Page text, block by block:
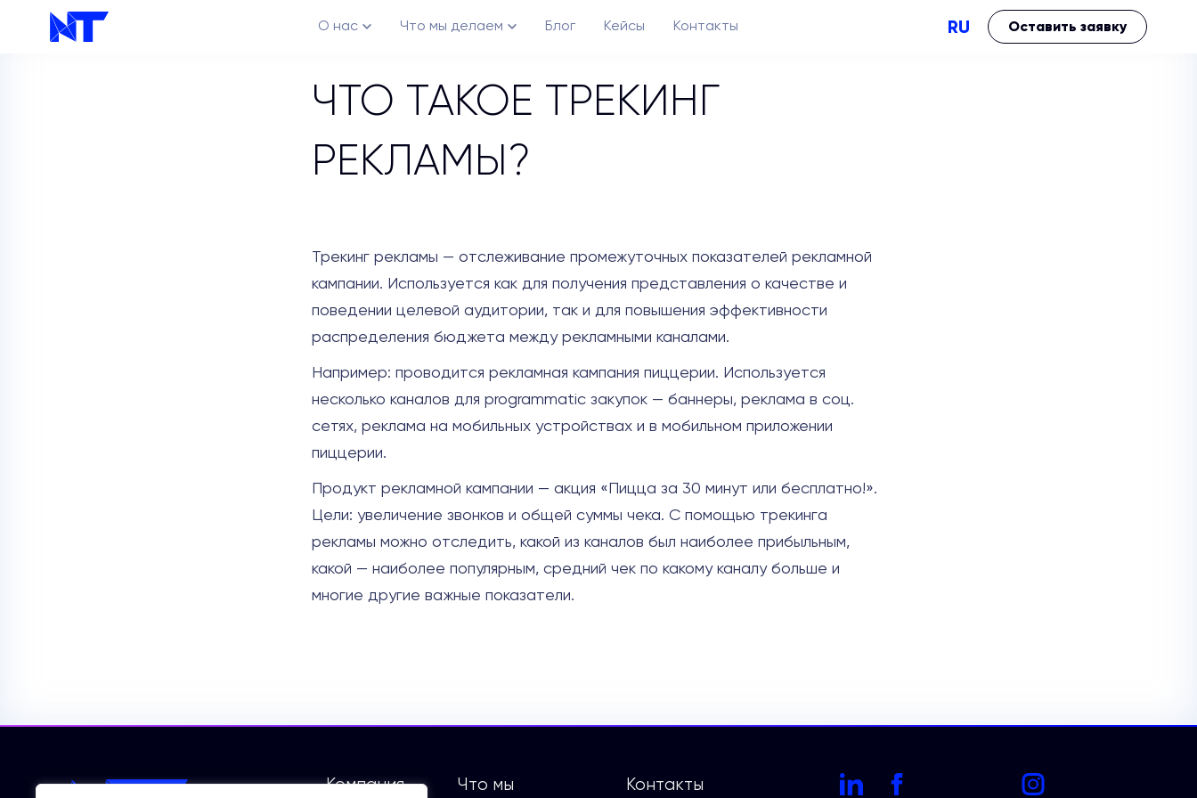
О нас Что мы делаем
Возможности Creative Ecosystem Performance
Блог Кейсы Контакты RU Оставить заявку
ЧТО ТАКОЕ ТРЕКИНГ
РЕКЛАМЫ?
Трекинг рекламы — отслеживание промежуточных показателей рекламной
кампании. Используется как для получения представления о качестве и
поведении целевой аудитории, так и для повышения эффективности
распределения бюджета между рекламными каналами.
Например: проводится рекламная кампания пиццерии. Используется
несколько каналов для programmatic закупок — баннеры, реклама в соц.
сетях, реклама на мобильных устройствах и в мобильном приложении
пиццерии.
Продукт рекламной кампании — акция «Пицца за 30 минут или бесплатно!».
Цели: увеличение звонков и общей суммы чека. С помощью трекинга
рекламы можно отследить, какой из каналов был наиболее прибыльным,
какой — наиболее популярным, средний чек по какому каналу больше и
многие другие важные показатели.
Компания Что мы Контакты